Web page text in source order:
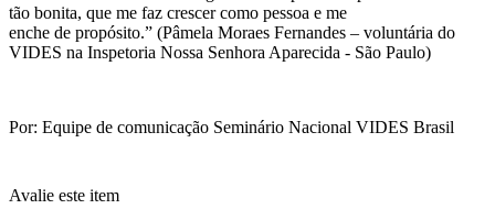
tão bonita, que me faz crescer como pessoa e me
enche de propósito.” (Pâmela Moraes Fernandes – voluntária do
VIDES na Inspetoria Nossa Senhora Aparecida - São Paulo)
Por: Equipe de comunicação Seminário Nacional VIDES Brasil
Avalie este item